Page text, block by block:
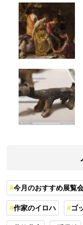
今月のおすすめ展覧
作家のイロハ ゴ